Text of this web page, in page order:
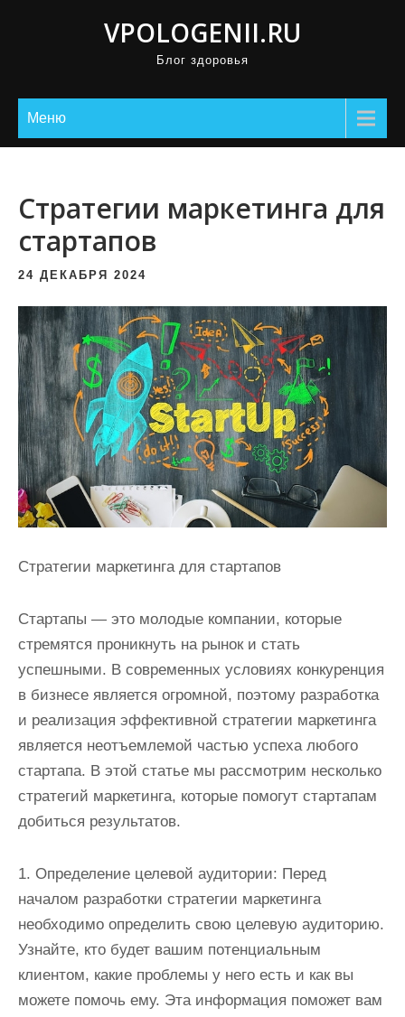
VPOLOGENII.RU
Блог здоровья
Меню
Стратегии маркетинга для
стартапов
24 ДЕКАБРЯ 2024
Стратегии маркетинга для стартапов
Стартапы — это молодые компании, которые
стремятся проникнуть на рынок и стать
успешными. В современных условиях конкуренция
в бизнесе является огромной, поэтому разработка
и реализация эффективной стратегии маркетинга
является неотъемлемой частью успеха любого
стартапа. В этой статье мы рассмотрим несколько
стратегий маркетинга, которые помогут стартапам
добиться результатов.
1. Определение целевой аудитории: Перед
началом разработки стратегии маркетинга
необходимо определить свою целевую аудиторию.
Узнайте, кто будет вашим потенциальным
клиентом, какие проблемы у него есть и как вы
можете помочь ему. Эта информация поможет вам